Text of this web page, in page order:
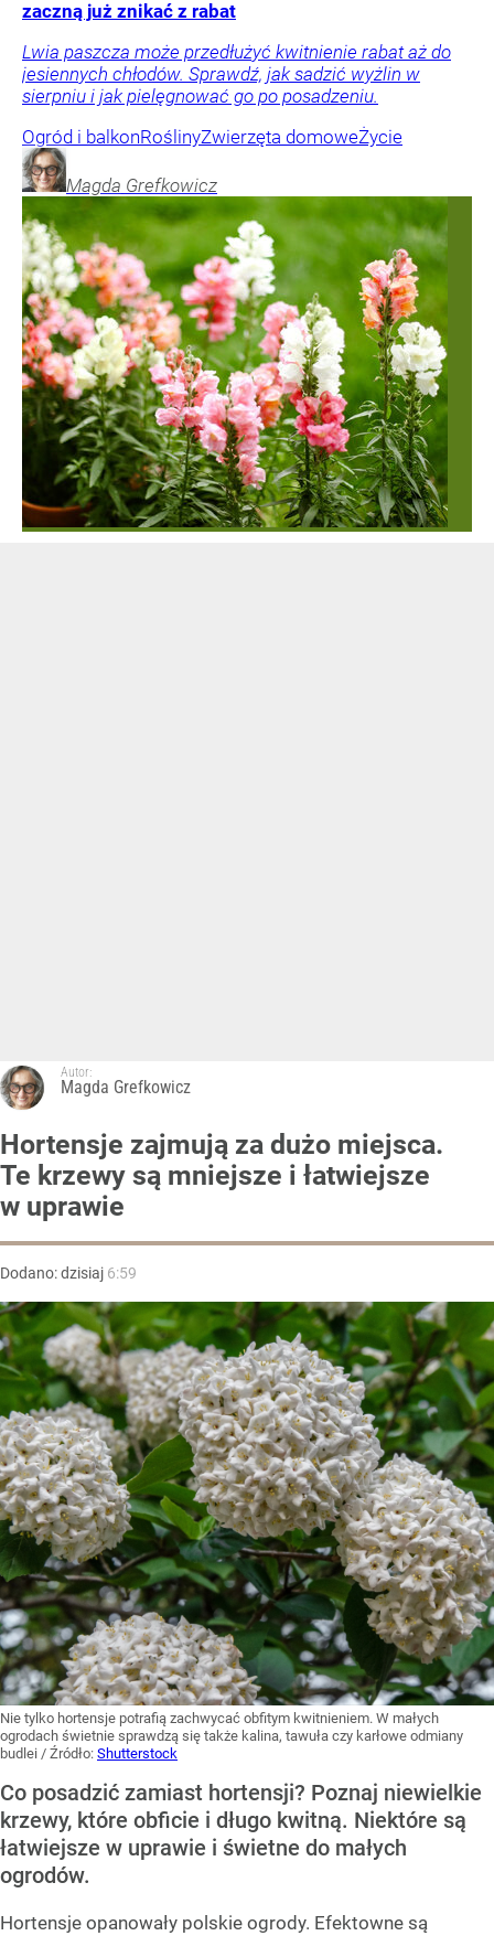
zaczną już znikać z rabat
Lwia paszcza może przedłużyć kwitnienie rabat aż do
jesiennych chłodów. Sprawdź, jak sadzić wyżlin w
sierpniu i jak pielęgnować go po posadzeniu.
Ogród i balkonRoślinyZwierzęta domoweŻycie
Magda Grefkowicz
Autor:
Magda Grefkowicz
Hortensje zajmują za dużo miejsca.
Te krzewy są mniejsze i łatwiejsze
w uprawie
Dodano:dzisiaj 6:59
Nie tylko hortensje potrafią zachwycać obfitym kwitnieniem. W małych
ogrodach świetnie sprawdzą się także kalina, tawuła czy karłowe odmiany
budlei / Źródło: Shutterstock
Co posadzić zamiast hortensji? Poznaj niewielkie
krzewy, które obficie i długo kwitną. Niektóre są
łatwiejsze w uprawie i świetne do małych
ogrodów.
Hortensje opanowały polskie ogrody. Efektowne są